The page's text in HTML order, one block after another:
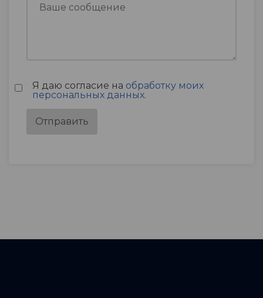
Я даю согласие на обработку моих
персональных данных.